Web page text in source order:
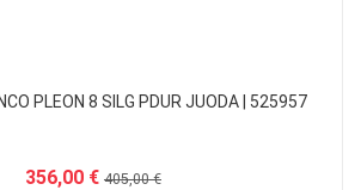
PLEON 8 SILG PDUR JUODA | 525957
356,00 € 405,00 €